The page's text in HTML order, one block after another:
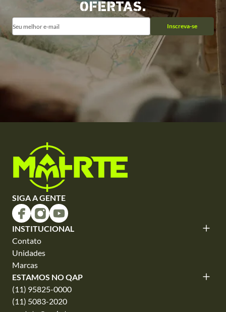
OFERTAS.
Inscreva-se
SIGA A GENTE
INSTITUCIONAL
Contato
Unidades
Marcas
ESTAMOS NO QAP
(11) 95825-0000
(11) 5083-2020